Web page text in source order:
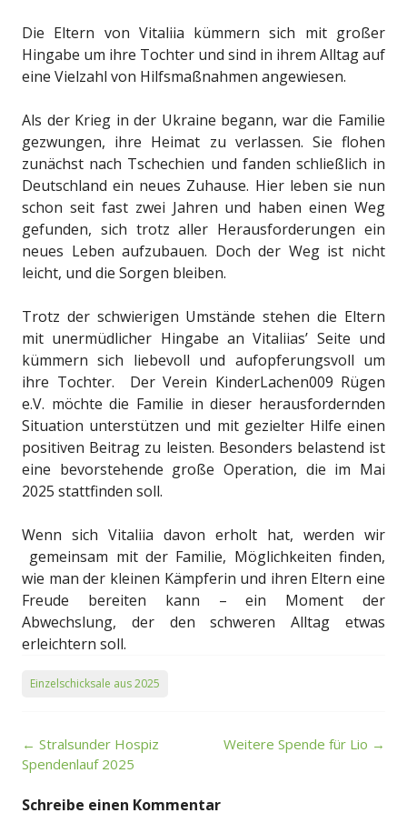
Die Eltern von Vitaliia kümmern sich mit großer
Hingabe um ihre Tochter und sind in ihrem Alltag auf
eine Vielzahl von Hilfsmaßnahmen angewiesen.
Als der Krieg in der Ukraine begann, war die Familie
gezwungen, ihre Heimat zu verlassen. Sie flohen
zunächst nach Tschechien und fanden schließlich in
Deutschland ein neues Zuhause. Hier leben sie nun
schon seit fast zwei Jahren und haben einen Weg
gefunden, sich trotz aller Herausforderungen ein
neues Leben aufzubauen. Doch der Weg ist nicht
leicht, und die Sorgen bleiben.
Trotz der schwierigen Umstände stehen die Eltern
mit unermüdlicher Hingabe an Vitaliias’ Seite und
kümmern sich liebevoll und aufopferungsvoll um
ihre Tochter. Der Verein KinderLachen009 Rügen
e.V. möchte die Familie in dieser herausfordernden
Situation unterstützen und mit gezielter Hilfe einen
positiven Beitrag zu leisten. Besonders belastend ist
eine bevorstehende große Operation, die im Mai
2025 stattfinden soll.
Wenn sich Vitaliia davon erholt hat, werden wir
gemeinsam mit der Familie, Möglichkeiten finden,
wie man der kleinen Kämpferin und ihren Eltern eine
Freude bereiten kann – ein Moment der
Abwechslung, der den schweren Alltag etwas
erleichtern soll.
Einzelschicksale aus 2025
Post
navigation
← Stralsunder Hospiz
Spendenlauf 2025
Weitere Spende für Lio →
Schreibe einen Kommentar